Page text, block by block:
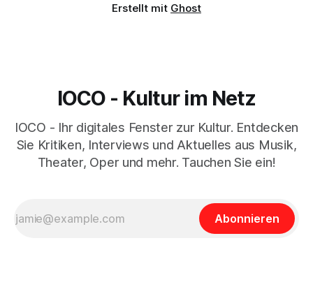
Erstellt mit Ghost
IOCO - Kultur im Netz
IOCO - Ihr digitales Fenster zur Kultur. Entdecken
Sie Kritiken, Interviews und Aktuelles aus Musik,
Theater, Oper und mehr. Tauchen Sie ein!
Abonnieren